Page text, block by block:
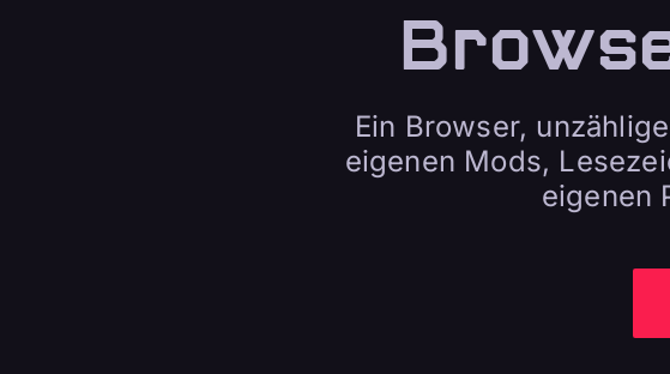
Ein Browser,
eigenen Mods,
eigenen